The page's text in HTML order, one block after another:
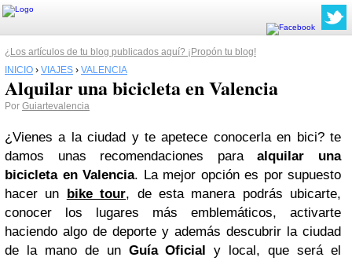
¿Los artículos de tu blog publicados aquí? ¡Propón tu blog!
INICIO › VIAJES › VALENCIA
Alquilar una bicicleta en Valencia
Por Guiartevalencia
¿Vienes a la ciudad y te apetece conocerla en bici? te
damos unas recomendaciones paraalquilar una
bicicleta en Valencia. La mejor opción es por supuesto
hacer un bike tour, de esta manera podrás ubicarte,
conocer los lugares más emblemáticos, activarte
haciendo algo de deporte y además descubrir la ciudad
de la mano de un Guía Oficial y local, que será el